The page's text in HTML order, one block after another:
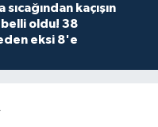
kaçışın
oldu! 38
eksi 8'e